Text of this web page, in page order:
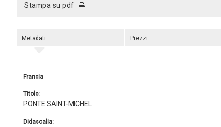
stampa su pdf
Metadati
Francia
titolo:
PONTE SAINT-MICHEL
didascalia:
Prezzi